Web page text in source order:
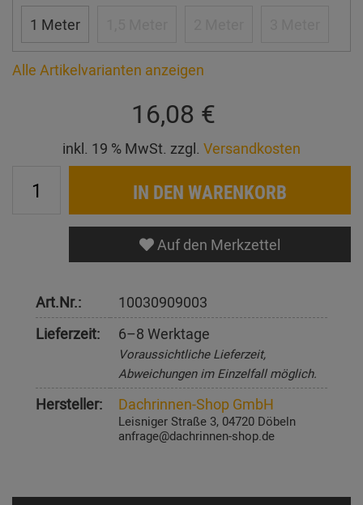
1 Meter
Alle Artikelvarianten anzeigen
16,08 €
inkl. 19 % MwSt. zzgl. Versandkosten
IN DEN WARENKORB
Auf den Merkzettel
Art.Nr.:
10030909003
Lieferzeit:
6–8 Werktage
Voraussichtliche Lieferzeit,
Abweichungen im Einzelfall möglich.
Hersteller: Dachrinnen-Shop GmbH
Leisniger Straße 3, 04720 Döbeln
anfrage@dachrinnen-shop.de